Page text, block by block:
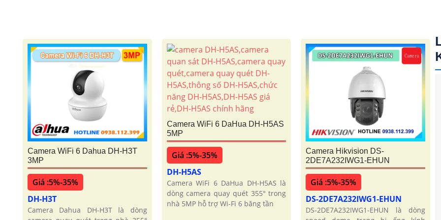
Camera WiFi 6 Dahua DH-H3T
3MP
Giá :5%-35%
DH-H3T
Camera Dahua DH-H3T là dòng
Camera WiFi 6 DaHua DH-H5AS
5MP
Giá :5%-35%
DH-H5AS
Camera WiFi 6 DaHua DH-H5AS là
dòng camera quay quét 355° trong
nhà 5MP hỗ trợ Wi-Fi 6 băng tần
Camera Hikvision DS-
2DE7A232IWG1-EHUN
Giá :5%-35%
DS-2DE7A232IWG1-EHUN
DS-2DE7A232IWG1-EHUN là dòng